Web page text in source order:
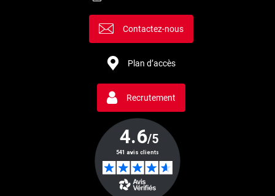
Contactez-nous
Plan d’accès
Recrutement